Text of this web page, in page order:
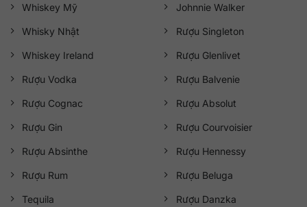
Whiskey Mỹ
Whisky Nhật
Whiskey Ireland
Rượu Vodka
Rượu Cognac
Rượu Gin
Rượu Absinthe
Rượu Rum
Tequila
Johnnie Walker
Rượu Singleton
Rượu Glenlivet
Rượu Balvenie
Rượu Absolut
Rượu Courvoisier
Rượu Hennessy
Rượu Beluga
Rượu Danzka